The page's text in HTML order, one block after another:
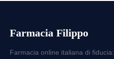
Farmacia Filippo
Farmacia online italiana di fiducia: